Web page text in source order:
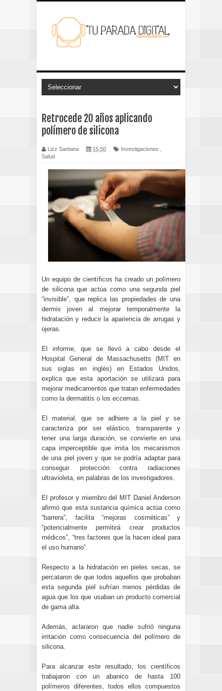
Retrocede 20 años aplicando
polímero de silicona
Lizz Santana 15:50 Investigaciones
Salud
Un equipo de científicos ha creado un polímero
de silicona que actúa como una segunda piel
“invisible”, que replica las propiedades de una
dermis joven al mejorar temporalmente la
hidratación y reducir la apariencia de arrugas y
ojeras.
El informe, que se llevó a cabo desde el
Hospital General de Massachusetts (MIT en
sus siglas en inglés) en Estados Unidos,
explica que esta aportación se utilizará para
mejorar medicamentos que tratan enfermedades
como la dermatitis o los eccemas.
El material, que se adhiere a la piel y se
caracteriza por ser elástico, transparente y
tener una larga duración, se convierte en una
capa imperceptible que imita los mecanismos
de una piel joven y que se podría adaptar para
conseguir protección contra radiaciones
ultravioleta, en palabras de los investigadores.
El profesor y miembro del MIT Daniel Anderson
afirmó que esta sustancia química actúa como
“barrera”, facilita “mejoras cosméticas” y
“potencialmente permitirá crear productos
médicos”, “tres factores que la hacen ideal para
el uso humano”.
Respecto a la hidratación en pieles secas, se
percataron de que todos aquellos que probaban
esta segunda piel sufrían menos pérdidas de
agua que los que usaban un producto comercial
de gama alta.
Además, aclararon que nadie sufrió ninguna
irritación como consecuencia del polímero de
silicona.
Para alcanzar este resultado, los científicos
trabajaron con un abanico de hasta 100
polímeros diferentes, todos ellos compuestos